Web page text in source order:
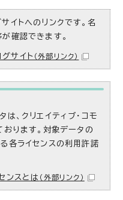
イトへのリンクです。名
確認できます。
サイト （外部リンク）
、クリエイティブ・コモ
おります。対象データの
各ライセンスの利用許諾
ンスとは （外部リンク）